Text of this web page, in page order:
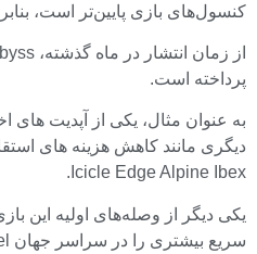
کنسول‌های بازی پایین‌تر است،
از زمان انتشار در ماه گذشته، Pearl Abyss به حمایت از آن ادامه داده است.
پرداخته است.
به عنوان مثال، یکی از آپدیت های
Icicle Edge Alpine Ibex.
یکی دیگر از وصله‌های اولیه این
سریع بیشتری را در سراسر جهان Pywel اضافه می‌کند و سفر به سراسر جهان را آسان‌تر می‌کند.